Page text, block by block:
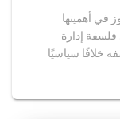
في أهميتها
إدارة
خلافًا سياسيًا